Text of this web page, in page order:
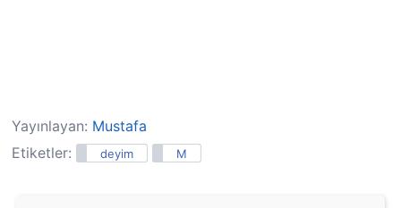
Yayınlayan: Mustafa
Etiketler:
deyim M